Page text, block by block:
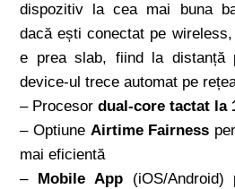
dispozitiv la cea mai buna
dacă ești conectat pe
e prea slab, fiind la distanță
device-ul trece automat pe
– Procesordual-core tactat la
– Optiune Airtime Fairness
mai eficientă
– Mobile App(iOS/Android)